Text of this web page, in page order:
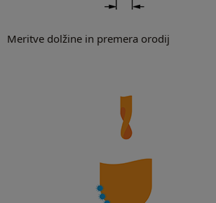
Meritve dolžine in premera orodij